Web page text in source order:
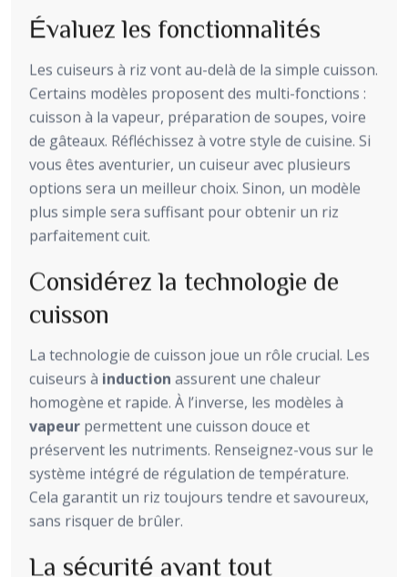
Évaluez les fonctionnalités
Les cuiseurs à riz vont au-delà de la simple cuisson.
Certains modèles proposent des multi-fonctions :
cuisson à la vapeur, préparation de soupes, voire
de gâteaux. Réfléchissez à votre style de cuisine. Si
vous êtes aventurier, un cuiseur avec plusieurs
options sera un meilleur choix. Sinon, un modèle
plus simple sera suffisant pour obtenir un riz
parfaitement cuit.
Considérez la technologie de
cuisson
La technologie de cuisson joue un rôle crucial. Les
cuiseurs à induction assurent une chaleur
homogène et rapide. À l’inverse, les modèles à
vapeur permettent une cuisson douce et
préservent les nutriments. Renseignez-vous sur le
système intégré de régulation de température.
Cela garantit un riz toujours tendre et savoureux,
sans risquer de brûler.
La sécurité avant tout